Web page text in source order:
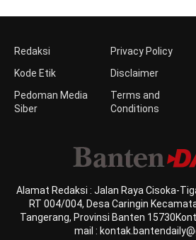
Redaksi
Kode Etik
Pedoman Media
Siber
Privacy Policy
Disclaimer
Terms and
Conditions
Alamat Redaksi : Jalan Raya Cisoka-
RT 004/004, Desa Caringin
Tangerang, Provinsi Banten
mail :